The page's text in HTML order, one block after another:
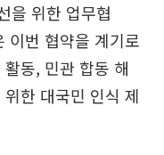
을 위한 업무협
이번 협약을 계기로
동, 민관 합동 해
한 대국민 인식 제